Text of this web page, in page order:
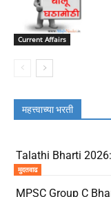
Current Affairs
महत्त्वाच्या भरती
Talathi Bharti 2026:
मुदतवाढ
MPSC Group C